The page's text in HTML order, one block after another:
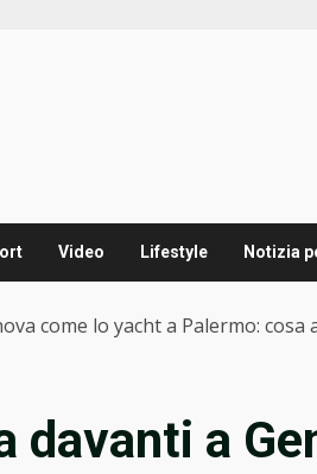
Video Lifestyle Notizia
come lo yacht a Palermo:
davanti a